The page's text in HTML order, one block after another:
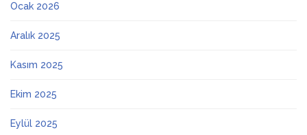
Ocak 2026
Aralık 2025
Kasım 2025
Ekim 2025
Eylül 2025